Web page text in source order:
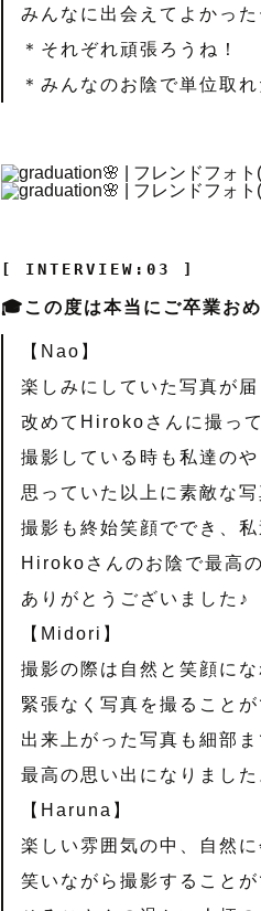
みんなに出会えてよかった
＊それぞれ頑張ろうね！
＊みんなのお陰で単位取
[ INTERVIEW:03 ]
🎓この度は本当にご卒業お
【Nao】
楽しみにしていた写真が届
改めてHirokoさんに撮っ
撮影している時も私達の
思っていた以上に素敵な
撮影も終始笑顔ででき、
Hirokoさんのお陰で最高
ありがとうございました♪
【Midori】
撮影の際は自然と笑顔にな
緊張なく写真を撮ることが
出来上がった写真も細部
最高の思い出になりまし
【Haruna】
楽しい雰囲気の中、自然に
笑いながら撮影することが